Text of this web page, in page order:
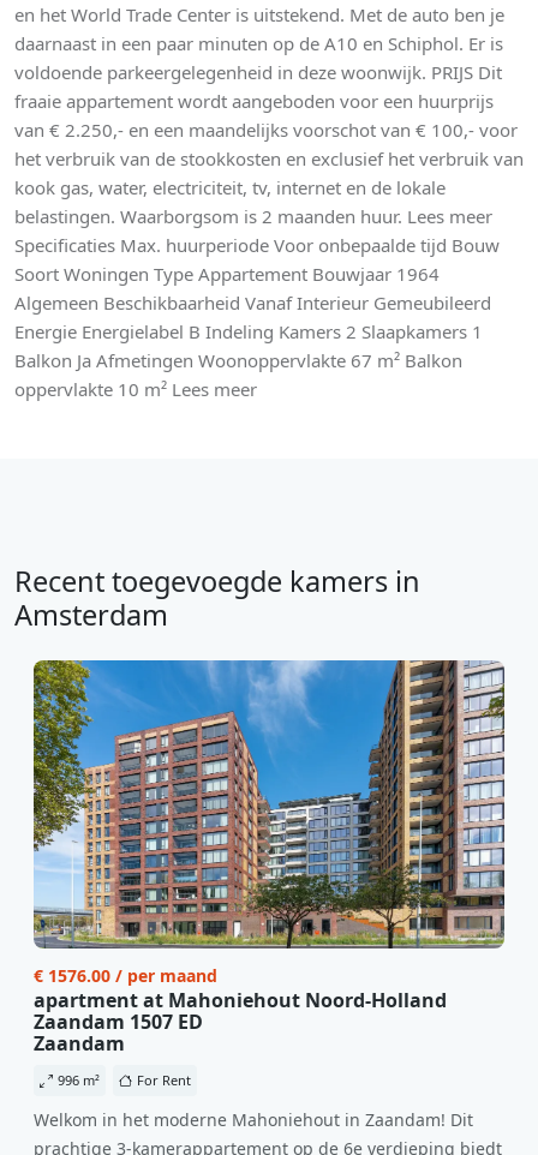
en het World Trade Center is uitstekend. Met de auto ben je
daarnaast in een paar minuten op de A10 en Schiphol. Er is
voldoende parkeergelegenheid in deze woonwijk. PRIJS Dit
fraaie appartement wordt aangeboden voor een huurprijs
van € 2.250,- en een maandelijks voorschot van € 100,- voor
het verbruik van de stookkosten en exclusief het verbruik van
kook gas, water, electriciteit, tv, internet en de lokale
belastingen. Waarborgsom is 2 maanden huur. Lees meer
Specificaties Max. huurperiode Voor onbepaalde tijd Bouw
Soort Woningen Type Appartement Bouwjaar 1964
Algemeen Beschikbaarheid Vanaf Interieur Gemeubileerd
Energie Energielabel B Indeling Kamers 2 Slaapkamers 1
Balkon Ja Afmetingen Woonoppervlakte 67 m² Balkon
oppervlakte 10 m² Lees meer
Recent toegevoegde kamers in
Amsterdam
€ 1576.00 / per maand
apartment at Mahoniehout Noord-Holland
Zaandam 1507 ED
Zaandam
996 m² For Rent
Welkom in het moderne Mahoniehout in Zaandam! Dit
prachtige 3-kamerappartement op de 6e verdieping biedt